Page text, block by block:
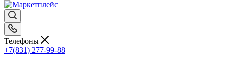
Телефоны
+7(831) 277-99-88